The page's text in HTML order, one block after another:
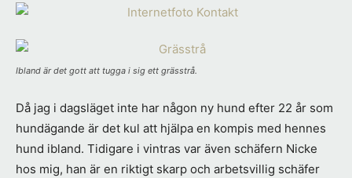
Ibland är det gott att tugga i sig ett grässtrå.
Då jag i dagsläget inte har någon ny hund efter 22 år som
hundägande är det kul att hjälpa en kompis med hennes
hund ibland. Tidigare i vintras var även schäfern Nicke
hos mig, han är en riktigt skarp och arbetsvillig schäfer